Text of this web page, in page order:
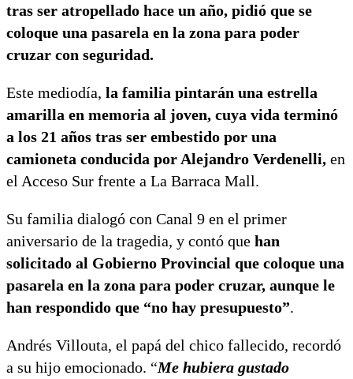
tras ser atropellado hace un año, pidió que se
coloque una pasarela en la zona para poder
cruzar con seguridad.
Este mediodía, la familia pintarán una estrella
amarilla en memoria al joven, cuya vida terminó
a los 21 años tras ser embestido por una
camioneta conducida por Alejandro Verdenelli, en
el Acceso Sur frente a La Barraca Mall.
Su familia dialogó con Canal 9 en el primer
aniversario de la tragedia, y contó que han
solicitado al Gobierno Provincial que coloque una
pasarela en la zona para poder cruzar, aunque le
han respondido que “no hay presupuesto”.
Andrés Villouta, el papá del chico fallecido, recordó
a su hijo emocionado. “Me hubiera gustado